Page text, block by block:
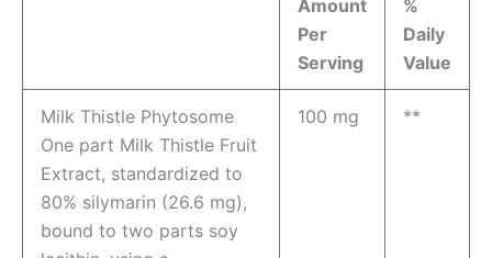
Amount
Per
Serving
%
Daily
Value
Milk Thistle Phytosome
One part Milk Thistle Fruit
Extract, standardized to
80% silymarin (26.6 mg),
bound to two parts soy
100 mg **